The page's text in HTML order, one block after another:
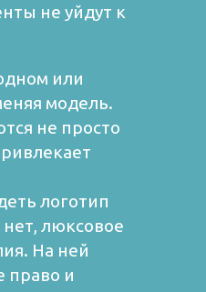
не уйдут к
или
модель.
не просто
логотип
люксовое
На ней
право и